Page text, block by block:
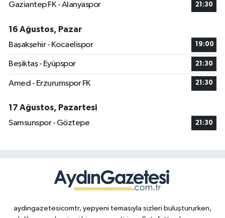
Gaziantep FK - Alanyaspor 21:30
16 Ağustos, Pazar
Başakşehir - Kocaelispor
19:00
Beşiktaş - Eyüpspor 21:30
Amed - Erzurumspor FK 21:30
17 Ağustos, Pazartesi
Samsunspor - Göztepe
21:30
aydingazetesicomtr, yepyeni temasıyla sizleri buluştururken,